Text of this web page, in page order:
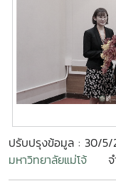
ปรับปรุงข้อมูล : 30/5/
มหาวิทยาลัยแม่โจ้